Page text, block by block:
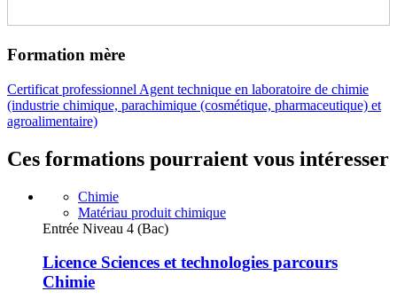
Formation mère
Certificat professionnel Agent technique en laboratoire de chimie
(industrie chimique, parachimique (cosmétique, pharmaceutique) et
agroalimentaire)
Ces formations pourraient vous intéresser
Chimie
Matériau produit chimique
Entrée Niveau 4 (Bac)
Licence Sciences et technologies parcours
Chimie